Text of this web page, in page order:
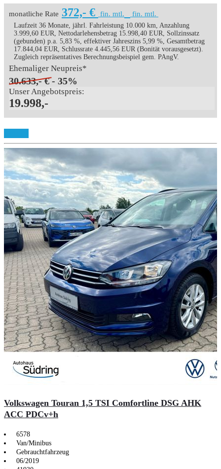
monatliche Rate 372,- € fin. mtl. fin. mtl.
Laufzeit 36 Monate, jährl. Fahrleistung 10.000 km, Anzahlung
3.999,60 EUR, Nettodarlehensbetrag 15.998,40 EUR, Sollzinssatz
(gebunden) p.a. 5,83 %, effektiver Jahreszins 5,99 %, Gesamtbetrag
17.844,04 EUR, Schlussrate 4.445,56 EUR (Bonität vorausgesetzt).
Zugleich repräsentatives Berechnungsbeispiel gem. PAngV.
Ehemaliger Neupreis*
30.633,- € - 35%
Unser Angebotspreis:
19.998,-
Volkswagen Touran 1,5 TSI Comfortline DSG AHK
ACC PDCv+h
6578
Van/Minibus
Gebrauchtfahrzeug
06/2019